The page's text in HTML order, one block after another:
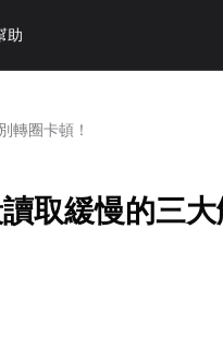
助
轉圈卡頓！
取緩慢的三